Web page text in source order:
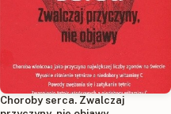
Choroby serca. Zwalczaj